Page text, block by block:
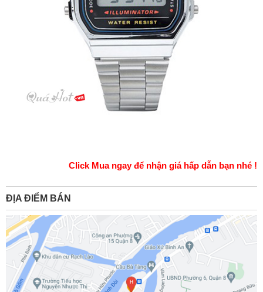
Click Mua ngay để nhận giá hấp dẫn bạn nhé !
ĐỊA ĐIỂM BÁN